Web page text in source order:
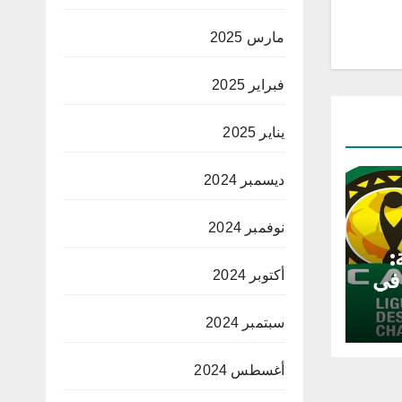
في
مارس 2025
فبراير 2025
يناير 2025
ديسمبر 2024
نوفمبر 2024
أكتوبر 2024
سبتمبر 2024
أغسطس 2024